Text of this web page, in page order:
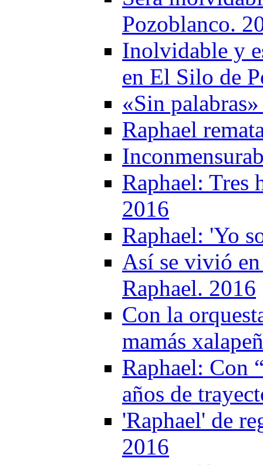
Pozoblanco.
Inolvidable y
en El Silo de
«Sin
Raphael
Raphael: Tres
2016
Raphael: 'Yo
Así se vivió
Raphael. 2016
Con la
mamás
Raphael: Con
años de
'Raphael' de
2016